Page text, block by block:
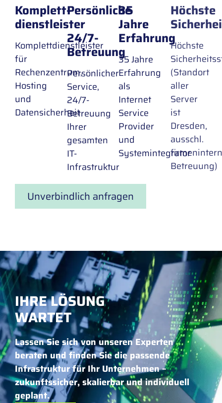
Komplett-
dienstleister
Komplettdienstleister
für
Rechenzentrum,
Hosting
und
Datensicherheit
Persönliche
24/7-
Betreuung
Persönlicher
Service,
24/7-
Betreuung
Ihrer
gesamten
IT-
Infrastruktur
35
Jahre
Erfahrung
35 Jahre
Erfahrung
als
Internet
Service
Provider
und
Systemintegrator
Höchste
Höchste
(Standort
aller
Server
ist
Dresden,
ausschl.
Betreuung)
Unverbindlich anfragen
IHRE LÖSUNG
WARTET
Lassen Sie sich von unseren Experten
beraten und finden Sie die passende
Infrastruktur für Ihr Unternehmen –
zukunftssicher, skalierbar und individuell
geplant.